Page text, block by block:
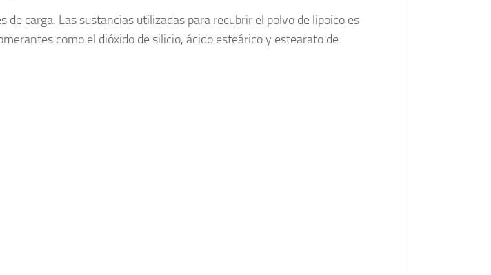
carga. Las sustancias utilizadas para recubrir el polvo de lipoico es
como el dióxido de silicio, ácido esteárico y estearato de